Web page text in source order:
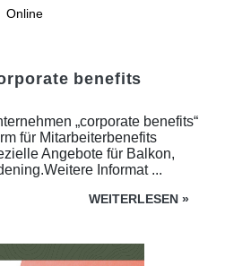
Online
benefits
„corporate benefits“
für Mitarbeiterbenefits
Angebote für Balkon,
Informat ...
WEITERLESEN »